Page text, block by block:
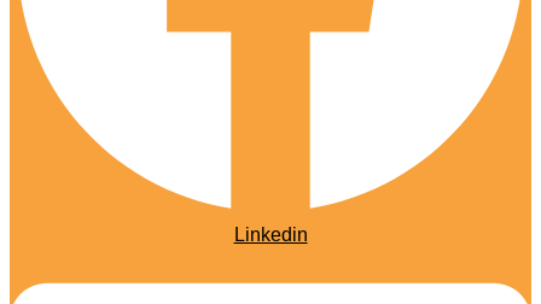
Linkedin